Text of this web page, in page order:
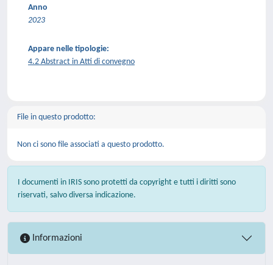
Anno
2023
Appare nelle tipologie:
4.2 Abstract in Atti di convegno
File in questo prodotto:
Non ci sono file associati a questo prodotto.
I documenti in IRIS sono protetti da copyright e tutti i diritti sono
riservati, salvo diversa indicazione.
Informazioni